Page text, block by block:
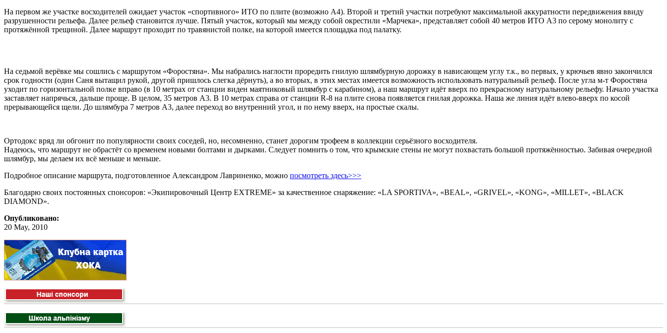
На первом же участке восходителей ожидает участок «спортивного» ИТО по плите (возможно А4). Второй и третий участки потребуют максимальной аккуратности передвижения ввиду
разрушенности рельефа. Далее рельеф становится лучше. Пятый участок, который мы между собой окрестили «Марчека», представляет собой 40 метров ИТО А3 по серому монолиту с
протяжённой трещиной. Далее маршрут проходит по травянистой полке, на которой имеется площадка под палатку.
На седьмой верёвке мы сошлись с маршрутом «Форостяна». Мы набрались наглости проредить гнилую шлямбурную дорожку в нависающем углу т.к., во первых, у крючьев явно закончился
срок годности (один Саня вытащил рукой, другой пришлось слегка дёрнуть), а во вторых, в этих местах имеется возможность использовать натуральный рельеф. После угла м-т Форостяна
уходит по горизонтальной полке вправо (в 10 метрах от станции виден маятниковый шлямбур с карабином), а наш маршрут идёт вверх по прекрасному натуральному рельефу. Начало участка
заставляет напрячься, дальше проще. В целом, 35 метров А3. В 10 метрах справа от станции R-8 на плите снова появляется гнилая дорожка. Наша же линия идёт влево-вверх по косой
прерывающейся щели. До шлямбура 7 метров А3, далее переход во внутренний угол, и по нему вверх, на простые скалы.
Ортодокс вряд ли обгонит по популярности своих соседей, но, несомненно, станет дорогим трофеем в коллекции серьёзного восходителя.
Надеюсь, что маршрут не обрастёт со временем новыми болтами и дырками. Следует помнить о том, что крымские стены не могут похвастать большой протяжённостью. Забивая очередной
шлямбур, мы делаем их всё меньше и меньше.
Подробное описание маршрута, подготовленное Александром Лавриненко, можно посмотреть здесь>>>
Благодарю своих постоянных спонсоров: «Экипировочный Центр EXTREME» за качественное снаряжение: «LA SPORTIVA», «BEAL», «GRIVEL», «KONG», «MILLET», «BLACK
DIAMOND».
Опубликовано:
20 May, 2010